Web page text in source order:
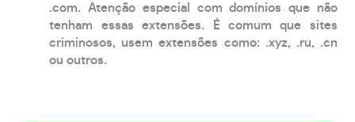
.com. Atenção especial com domínios que não
tenham essas extensões. É comum que sites
criminosos, usem extensões como: .xyz, .ru, .cn
ou outros.